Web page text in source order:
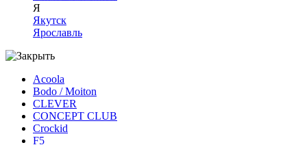
Я
Якутск
Ярославль
Acoola
Bodo / Moiton
CLEVER
CONCEPT CLUB
Crockid
F5